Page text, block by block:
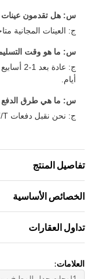
س: هل تقدمون عينات
ج: العينات المجانية متاحة،
س: ما هو وقت التسليم
س: ما هي طرق الدفع التي
ج: نحن نقبل دفعات T/T و L/C و D/P و e-Credit Line.
المنتج
الطلب
الأساسية
العلامة التجارية:
المنتج:
العقارات